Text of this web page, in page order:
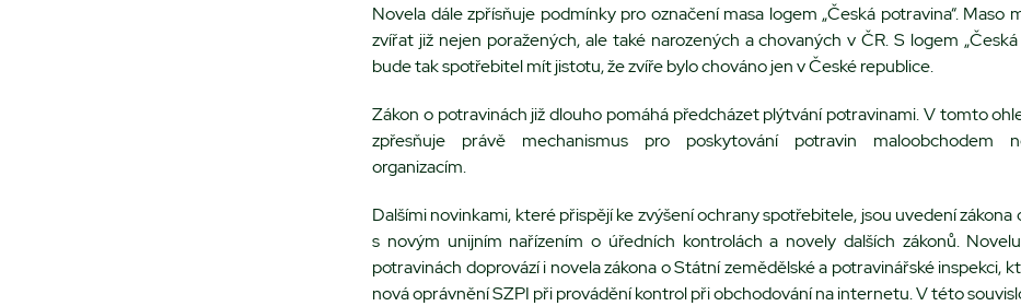
Novela dále zpřísňuje podmínky pro označení masa logem „Česká potravina“. Maso
zvířat již nejen poražených, ale také narozených a chovaných v ČR. S logem „Česká
bude tak spotřebitel mít jistotu, že zvíře bylo chováno jen v České republice.
Zákon o potravinách již dlouho pomáhá předcházet plýtvání potravinami. V tomto
zpřesňuje právě mechanismus pro poskytování potravin maloobchodem
organizacím.
Dalšími novinkami, které přispějí ke zvýšení ochrany spotřebitele, jsou uvedení zákona
s novým unijním nařízením o úředních kontrolách a novely dalších zákonů.
potravinách doprovází i novela zákona o Státní zemědělské a potravinářské inspekci,
nová oprávnění SZPI při provádění kontrol při obchodování na internetu. V této